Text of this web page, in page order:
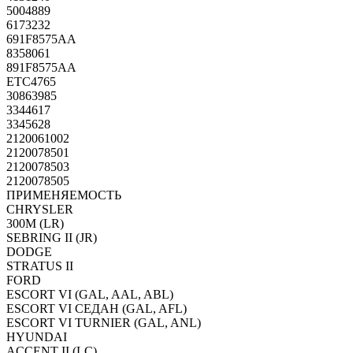
5004889
6173232
691F8575AA
8358061
891F8575AA
ETC4765
30863985
3344617
3345628
2120061002
2120078501
2120078503
2120078505
ПРИМЕНЯЕМОСТЬ
CHRYSLER
300M (LR)
SEBRING II (JR)
DODGE
STRATUS II
FORD
ESCORT VI (GAL, AAL, ABL)
ESCORT VI СЕДАН (GAL, AFL)
ESCORT VI TURNIER (GAL, ANL)
HYUNDAI